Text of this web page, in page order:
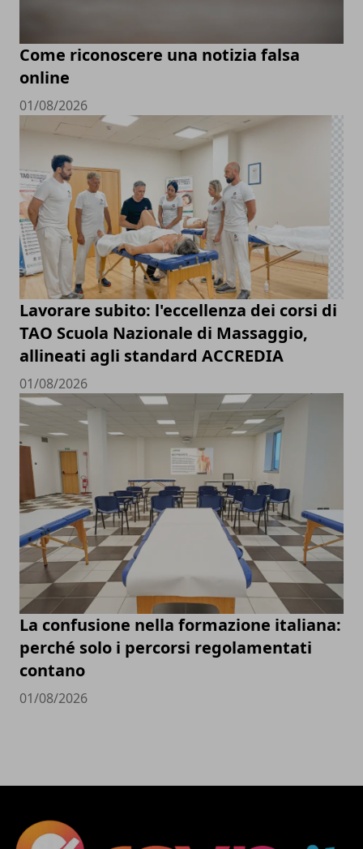
Come riconoscere una notizia falsa
online
01/08/2026
Lavorare subito: l'eccellenza dei corsi di
TAO Scuola Nazionale di Massaggio,
allineati agli standard ACCREDIA
01/08/2026
La confusione nella formazione italiana:
perché solo i percorsi regolamentati
contano
01/08/2026